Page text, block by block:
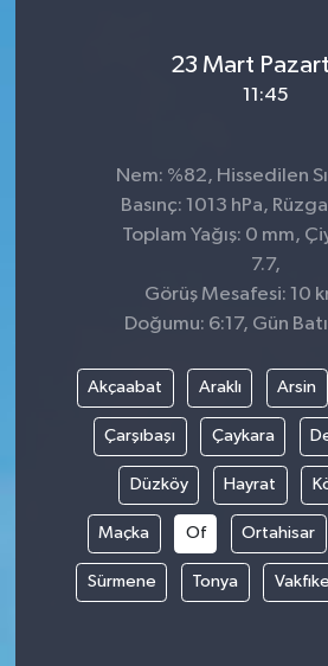
23 Mart
11:45
Nem: %82, Hissedilen
Basınç: 1013 hPa,
Toplam Yağış: 0 mm,
7.7,
Görüş Mesafesi: 10
Doğumu: 6:17, Gün
Akçaabat Araklı Arsin
Çarşıbaşı Çaykara
Düzköy Hayrat
Maçka Of Ortahisar
Sürmene Tonya